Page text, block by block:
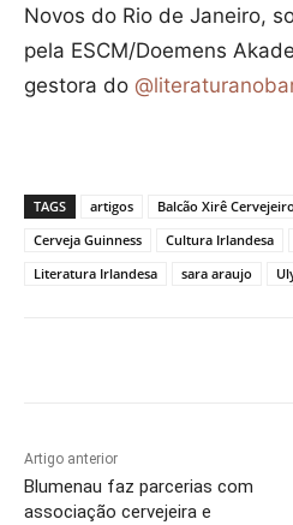
Novos do Rio de Janeiro,
pela ESCM/Doemens
gestora do
TAGS artigos Balcão Xirê Cervejeiro
Cerveja Guinness
Cultura Irlandesa
Literatura Irlandesa
sara araujo
Artigo anterior
Blumenau faz parcerias com
associação cervejeira e